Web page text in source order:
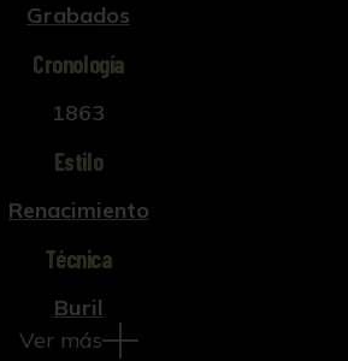
Grabados
Cronología
1863
Estilo
Renacimiento
Técnica
Buril
Ver más